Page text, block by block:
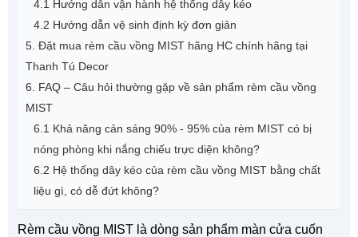
4.1 Hướng dẫn vận hành hệ thống dây kéo
4.2 Hướng dẫn vệ sinh định kỳ đơn giản
5. Đặt mua rèm cầu vồng MIST hãng HC chính hãng tại
Thanh Tú Decor
6. FAQ – Câu hỏi thường gặp về sản phẩm rèm cầu vồng
MIST
6.1 Khả năng cản sáng 90% - 95% của rèm MIST có bị
nóng phòng khi nắng chiếu trực diện không?
6.2 Hệ thống dây kéo của rèm cầu vồng MIST bằng chất
liệu gì, có dễ đứt không?
Rèm cầu vồng MIST là dòng sản phẩm màn cửa cuốn